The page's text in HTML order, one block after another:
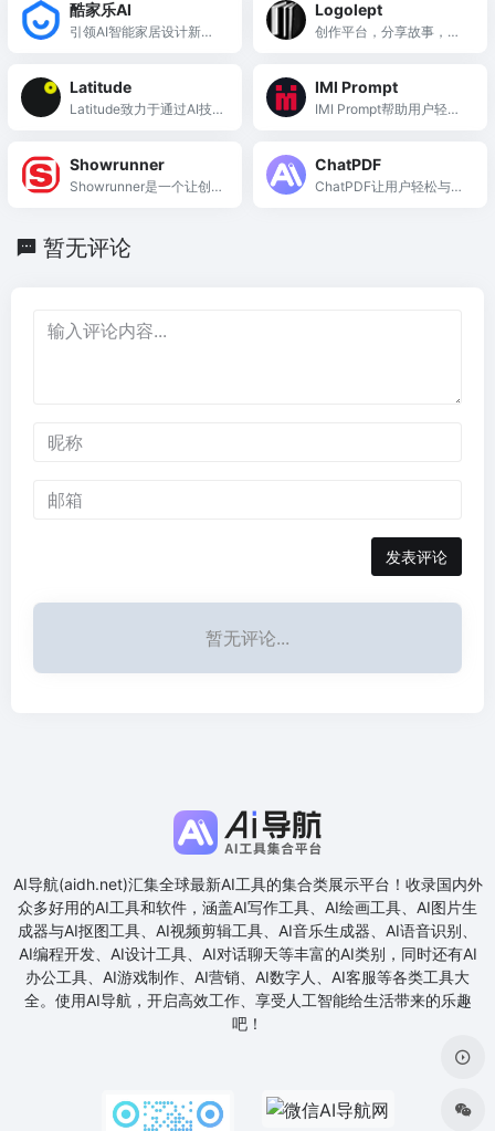
酷家乐AI
引领AI智能家居设计新时
Logolept
创作平台，分享故事，探
Latitude
Latitude致力于通过AI技
IMI Prompt
IMI Prompt帮助用户轻松
Showrunner
Showrunner是一个让创
ChatPDF
ChatPDF让用户轻松与P
暂无评论
发表评论
暂无评论...
AI导航(aidh.net)汇集全球最新AI工具的集合类展示平台！收录国内外
众多好用的AI工具和软件，涵盖AI写作工具、AI绘画工具、AI图片生
成器与AI抠图工具、AI视频剪辑工具、AI音乐生成器、AI语音识别、
AI编程开发、AI设计工具、AI对话聊天等丰富的AI类别，同时还有AI
办公工具、AI游戏制作、AI营销、AI数字人、AI客服等各类工具大
全。使用AI导航，开启高效工作、享受人工智能给生活带来的乐趣
吧！